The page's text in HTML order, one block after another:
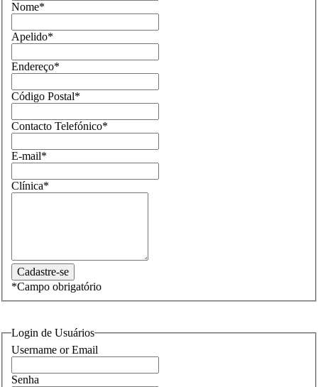
Nome*
Apelido*
Endereço*
Código Postal*
Contacto Telefónico*
E-mail*
Clínica*
*Campo obrigatório
Login de Usuários
Username or Email
Senha